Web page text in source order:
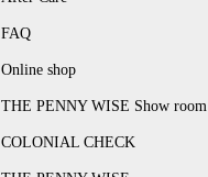
FAQ
Online shop
THE PENNY WISE Show room
COLONIAL CHECK